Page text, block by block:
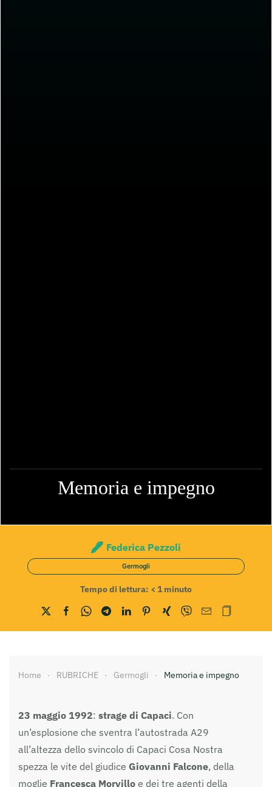
Memoria e impegno
Federica Pezzoli
Germogli
Tempo di lettura: < 1 minuto
Home RUBRICHE Germogli Memoria e impegno
23 maggio 1992: strage di Capaci. Con
un’esplosione che sventra l’autostrada A29
all’altezza dello svincolo di Capaci Cosa Nostra
spezza le vite del giudice Giovanni Falcone, della
moglie Francesca Morvillo e dei tre agenti della